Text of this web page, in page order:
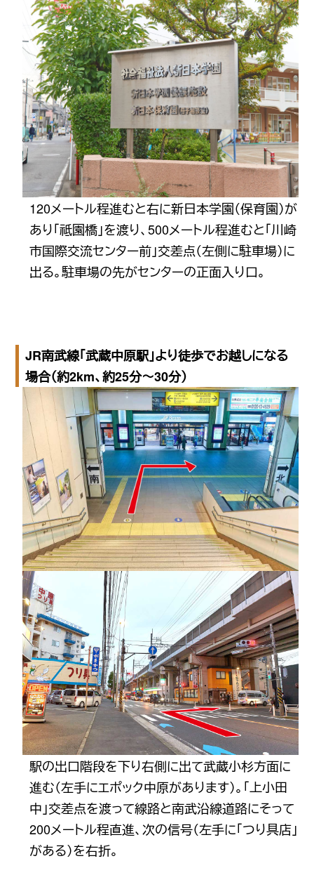
120メートル程進むと右に新日本学園（保育園）が
あり「祗園橋」を渡り、500メートル程進むと「川崎
市国際交流センター前」交差点（左側に駐車場）に
出る。駐車場の先がセンターの正面入り口。
JR南武線「武蔵中原駅」より徒歩でお越しになる
場合（約2km、約25分〜30分）
駅の出口階段を下り右側に出て武蔵小杉方面に
進む（左手にエポック中原があります）。「上小田
中」交差点を渡って線路と南武沿線道路にそって
200メートル程直進、次の信号（左手に「つり具店」
がある）を右折。